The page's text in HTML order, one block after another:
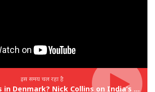
इस समय चल रहा है
Rigvedic Names in Denmark? Nick Collins on India’s Forgotten Links With Europe